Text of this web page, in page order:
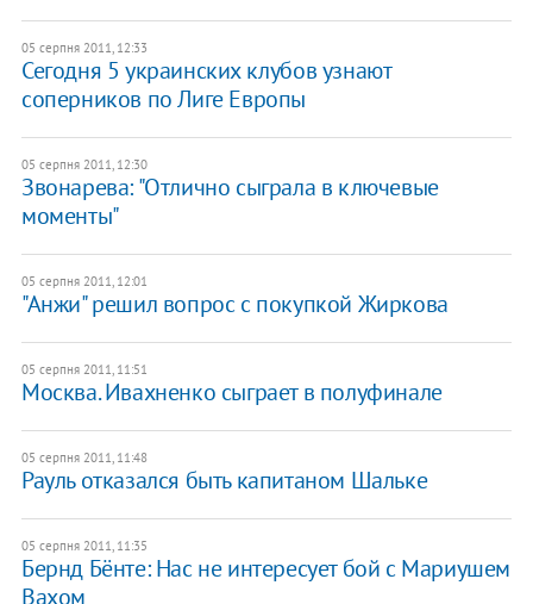
05 серпня 2011, 12:33
Сегодня 5 украинских клубов узнают
соперников по Лиге Европы
05 серпня 2011, 12:30
Звонарева: "Отлично сыграла в ключевые
моменты"
05 серпня 2011, 12:01
"Анжи" решил вопрос с покупкой Жиркова
05 серпня 2011, 11:51
Москва. Ивахненко сыграет в полуфинале
05 серпня 2011, 11:48
Рауль отказался быть капитаном Шальке
05 серпня 2011, 11:35
Бернд Бёнте: Нас не интересует бой с Мариушем
Вахом